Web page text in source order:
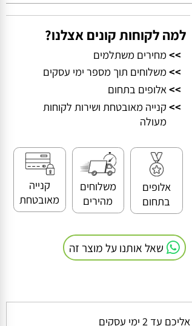
למה לקוחות קונים אצלנו?
מחירים משתלמים
>> משלוחים תוך מספר ימי עסקים
>> אלופים בתחום
קנייה מאובטחת ושירות לקוחות
אלופים
בתחום
משלוחים
מהירים
קנייה
מאובטחת